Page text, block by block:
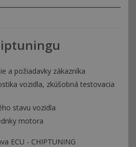
a požiadavky zákazníka
vozidla, zkúšobná testovacia
stavu vozidla
motora
ECU - CHIPTUNING